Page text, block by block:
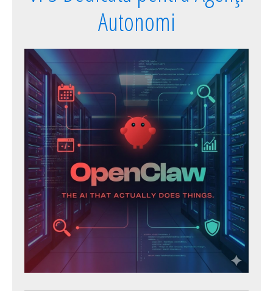
Autonomi